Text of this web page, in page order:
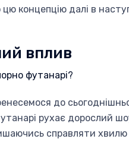
цю концепцію далі в
вплив
до
рухає дорослий
справляти хвилю